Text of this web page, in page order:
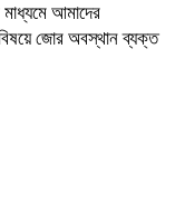
আমাদের
বিষয়ে জোর অবস্থান ব্যক্ত